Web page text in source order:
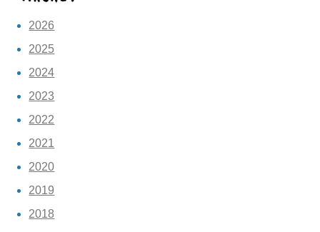
2026
2025
2024
2023
2022
2021
2020
2019
2018